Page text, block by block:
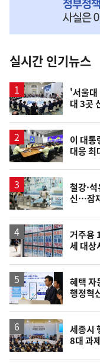
뉴
스
실시간 인기뉴스
'서울
대 3곳
이 대
대응
철강·
신…잠
거주용
세 대상
혜택 자
행정혁
세종시
8대 과